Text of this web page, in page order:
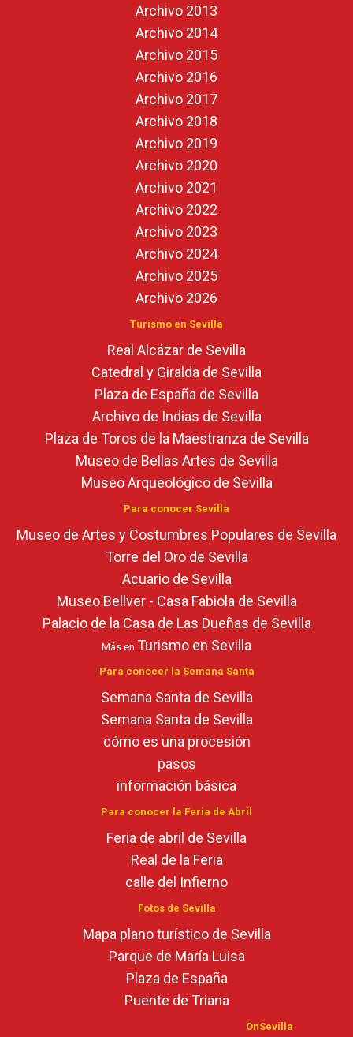
Archivo 2013
Archivo 2014
Archivo 2015
Archivo 2016
Archivo 2017
Archivo 2018
Archivo 2019
Archivo 2020
Archivo 2021
Archivo 2022
Archivo 2023
Archivo 2024
Archivo 2025
Archivo 2026
Turismo en Sevilla
Real Alcázar de Sevilla
Catedral y Giralda de Sevilla
Plaza de España de Sevilla
Archivo de Indias de Sevilla
Plaza de Toros de la Maestranza de Sevilla
Museo de Bellas Artes de Sevilla
Museo Arqueológico de Sevilla
Para conocer Sevilla
Museo de Artes y Costumbres Populares de Sevilla
Torre del Oro de Sevilla
Acuario de Sevilla
Museo Bellver - Casa Fabiola de Sevilla
Palacio de la Casa de Las Dueñas de Sevilla
Más en Turismo en Sevilla
Para conocer la Semana Santa
Semana Santa de Sevilla
Semana Santa de Sevilla
cómo es una procesión
pasos
información básica
Para conocer la Feria de Abril
Feria de abril de Sevilla
Real de la Feria
calle del Infierno
Fotos de Sevilla
Mapa plano turístico de Sevilla
Parque de María Luisa
Plaza de España
Puente de Triana
OnSevilla